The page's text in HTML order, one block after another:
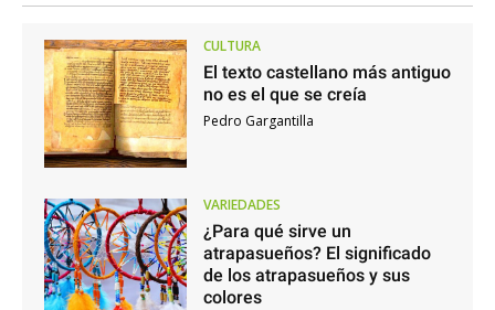
CULTURA
El texto castellano más antiguo
no es el que se creía
Pedro Gargantilla
VARIEDADES
¿Para qué sirve un
atrapasueños? El significado
de los atrapasueños y sus
colores